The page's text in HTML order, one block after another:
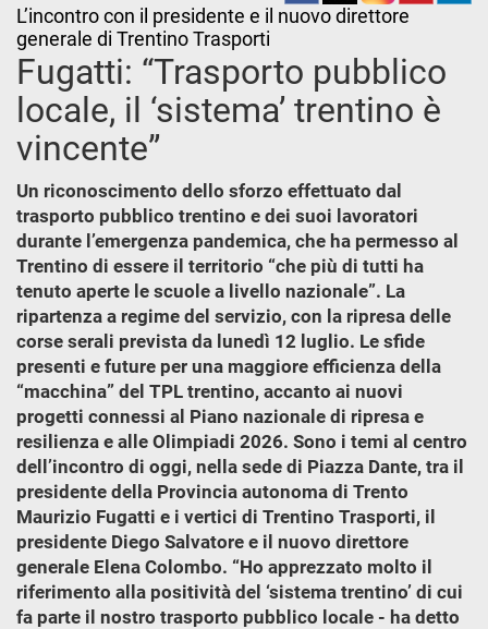
L’incontro con il presidente e il nuovo direttore
generale di Trentino Trasporti
Fugatti: “Trasporto pubblico
locale, il ‘sistema’ trentino è
vincente”
Un riconoscimento dello sforzo effettuato dal
trasporto pubblico trentino e dei suoi lavoratori
durante l’emergenza pandemica, che ha permesso al
Trentino di essere il territorio “che più di tutti ha
tenuto aperte le scuole a livello nazionale”. La
ripartenza a regime del servizio, con la ripresa delle
corse serali prevista da lunedì 12 luglio. Le sfide
presenti e future per una maggiore efficienza della
“macchina” del TPL trentino, accanto ai nuovi
progetti connessi al Piano nazionale di ripresa e
resilienza e alle Olimpiadi 2026. Sono i temi al centro
dell’incontro di oggi, nella sede di Piazza Dante, tra il
presidente della Provincia autonoma di Trento
Maurizio Fugatti e i vertici di Trentino Trasporti, il
presidente Diego Salvatore e il nuovo direttore
generale Elena Colombo. “Ho apprezzato molto il
riferimento alla positività del ‘sistema trentino’ di cui
fa parte il nostro trasporto pubblico locale - ha detto